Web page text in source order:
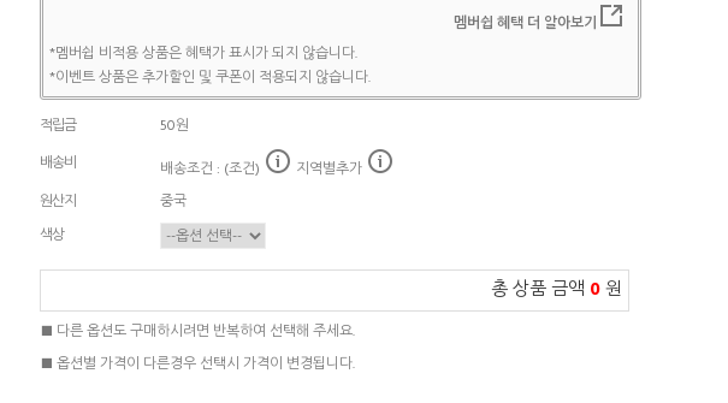
멤버쉽 혜택 더 알아보기
*멤버쉽 비적용 상품은 혜택가 표시가 되지 않습니다.
*이벤트 상품은 추가할인 및 쿠폰이 적용되지 않습니다.
적립금
50원
배송비
배송조건 : (조건)
지역별추가
원산지
중국
색상
총 상품 금액 0원
■ 다른 옵션도 구매하시려면 반복하여 선택해 주세요.
■ 옵션별 가격이 다른경우 선택시 가격이 변경됩니다.